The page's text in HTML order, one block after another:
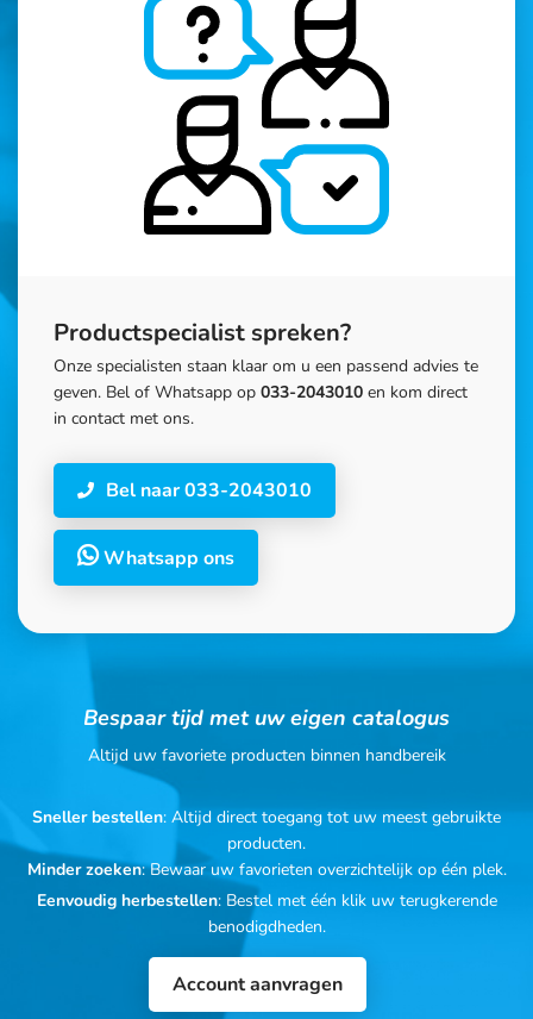
Productspecialist spreken?
Onze specialisten staan klaar om u een passend advies te
geven. Bel of Whatsapp op 033-2043010 en kom direct
in contact met ons.
Bel naar 033-2043010
Whatsapp ons
Bespaar tijd met uw eigen catalogus
Altijd uw favoriete producten binnen handbereik
Sneller bestellen: Altijd direct toegang tot uw meest gebruikte
producten.
Minder zoeken: Bewaar uw favorieten overzichtelijk op één plek.
Eenvoudig herbestellen: Bestel met één klik uw terugkerende
benodigdheden.
Account aanvragen